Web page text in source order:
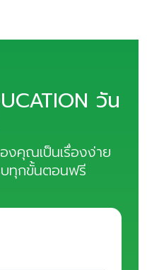
วัน
งคุณเป็นเรื่องง่าย
บทุกขั้นตอนฟรี